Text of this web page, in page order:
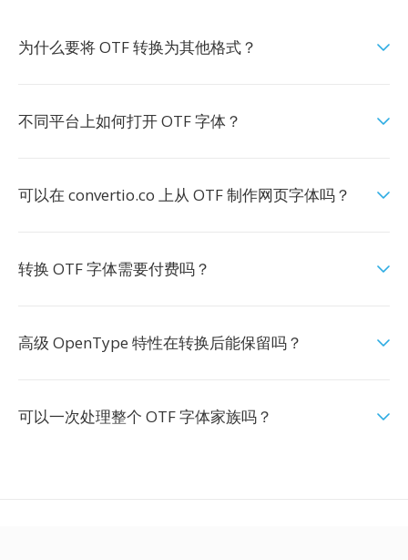
为什么要将 OTF 转换为其他格式？
不同平台上如何打开 OTF 字体？
可以在 convertio.co 上从 OTF 制作网页字体吗？
转换 OTF 字体需要付费吗？
高级 OpenType 特性在转换后能保留吗？
可以一次处理整个 OTF 字体家族吗？